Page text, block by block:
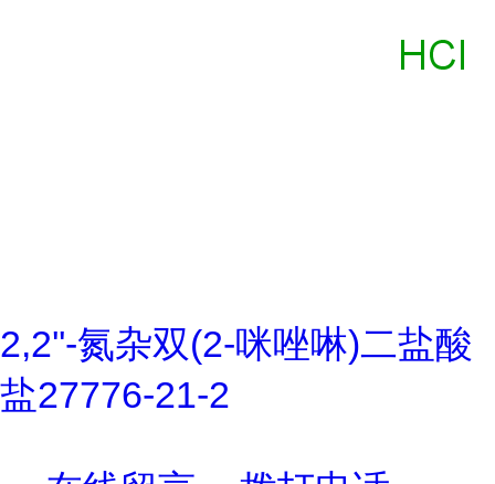
2,2''-氮杂双(2-咪唑啉)二盐酸
盐27776-21-2